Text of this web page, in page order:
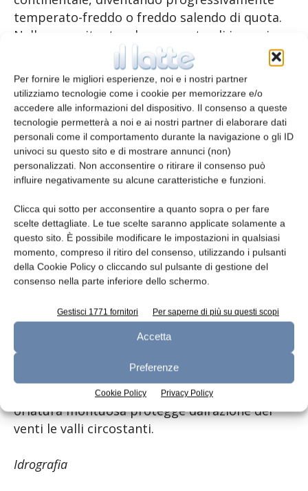
Per fornire le migliori esperienze, noi e i nostri partner
utilizziamo tecnologie come i cookie per memorizzare e/o
accedere alle informazioni del dispositivo. Il consenso a queste
tecnologie permetterà a noi e ai nostri partner di elaborare dati
personali come il comportamento durante la navigazione o gli ID
univoci su questo sito e di mostrare annunci (non)
personalizzati. Non acconsentire o ritirare il consenso può
influire negativamente su alcune caratteristiche e funzioni.
Clicca qui sotto per acconsentire a quanto sopra o per fare
scelte dettagliate. Le tue scelte saranno applicate solamente a
questo sito. È possibile modificare le impostazioni in qualsiasi
momento, compreso il ritiro del consenso, utilizzando i pulsanti
della Cookie Policy o cliccando sul pulsante di gestione del
consenso nella parte inferiore dello schermo.
Gestisci 1771 fornitori Per saperne di più su questi scopi
Accetta
Preferenze
Cookie Policy Privacy Policy
temperato-freddo o freddo salendo di quota.
Nelle zone situate a bassa quota gli inverni
sono freddi e umidi con presenza di nebbia,
ma poco piovosi; le estati, invece, sono calde e
afose ma con possibilità di forti temporali,
specie nelle zone a nord del Po. Le piogge
cadono prevalentemente in primavera e in
autunno sulla maggior parte del territorio, e in
estate nelle zone alpine più elevate e interne.
Decisamente più continentale con inverni
persistenti per molti mesi dell’anno è il clima
della pianura lombarda mentre decisamente
migliore è quello della fascia collinare e
prealpina mitigato dalle acque dei laghi. Il
Trentino-Alto Adige, essendo tutto compreso
nell’area alpina, ha un tipico clima di
montagna con inverni rigidi ed estati fresche;
la piovosità non è molto elevata, con minimi
invernali e massimi in primavera e in autunno.
Tuttavia la regione può contare di diverse
zone climatiche in quanto una compatta
orlatura montuosa protegge dall’azione dei
venti le valli circostanti.
Idrografia